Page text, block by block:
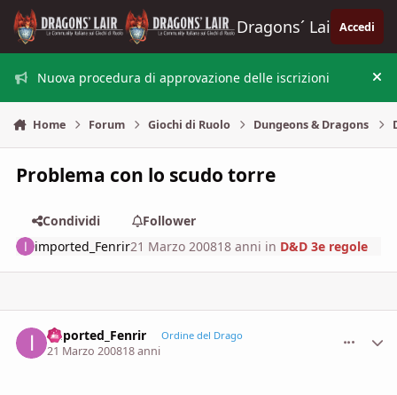
Vai al contenuto
Dragons´ Lair Accedi
Nuova procedura di approvazione delle iscrizioni
Home Forum Giochi di Ruolo Dungeons & Dragons
Problema con lo scudo torre
Condividi
Follower
imported_Fenrir21 Marzo 200818 anni in D&D 3e regole
imported_Fenrir Ordine del Drago
21 Marzo 200818 anni